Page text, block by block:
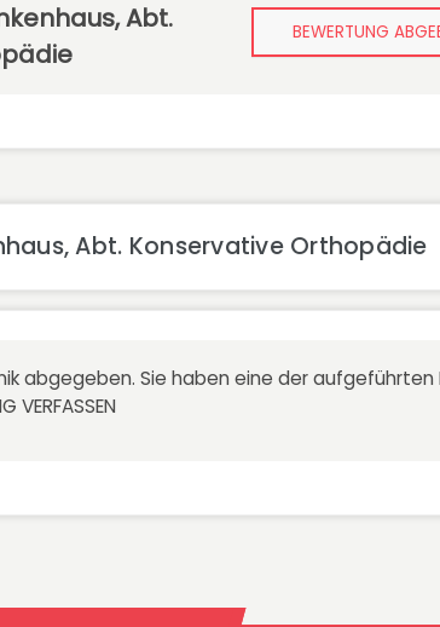
Abt.
BEWERTUNG
Abt. Konservative Orthopädie
abgegeben. Sie haben eine der
VERFASSEN